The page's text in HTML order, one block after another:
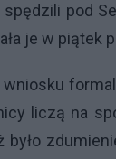
pod
je w piątek
wniosku
liczą na